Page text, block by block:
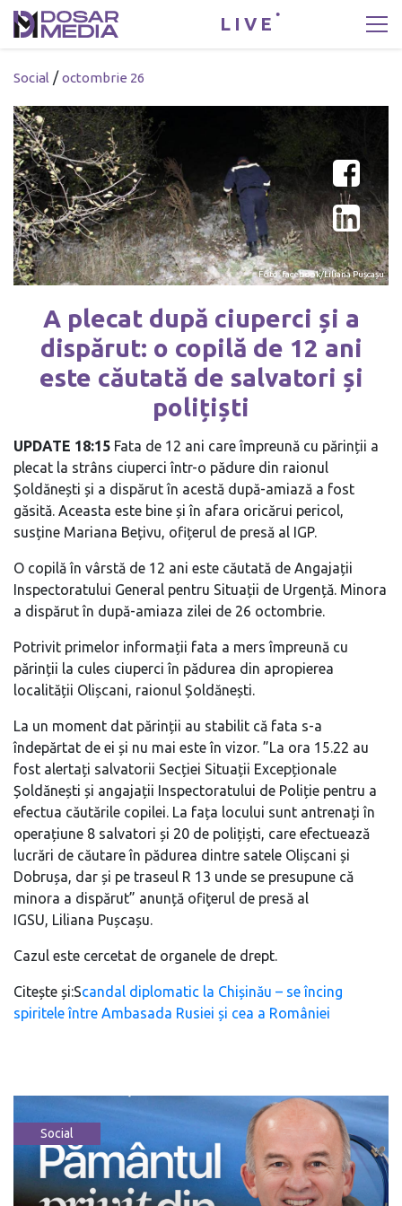
LIVE
Social /octombrie 26
Foto: facebook/Liliana Pușcașu
A plecat după ciuperci și a
dispărut: o copilă de 12 ani
este căutată de salvatori și
polițiști
UPDATE 18:15 Fata de 12 ani care împreună cu părinții a
plecat la strâns ciuperci într-o pădure din raionul
Șoldănești și a dispărut în acestă după-amiază a fost
găsită. Aceasta este bine și în afara oricărui pericol,
susține Mariana Bețivu, ofițerul de presă al IGP.
O copilă în vârstă de 12 ani este căutată de Angajații
Inspectoratului General pentru Situații de Urgență. Minora
a dispărut în după-amiaza zilei de 26 octombrie.
Potrivit primelor informații fata a mers împreună cu
părinții la cules ciuperci în pădurea din apropierea
localității Olișcani, raionul Șoldănești.
La un moment dat părinții au stabilit că fata s-a
îndepărtat de ei și nu mai este în vizor. ”La ora 15.22 au
fost alertați salvatorii Secției Situații Excepționale
Șoldănești și angajații Inspectoratului de Poliție pentru a
efectua căutările copilei. La fața locului sunt antrenați în
operațiune 8 salvatori și 20 de polițiști, care efectuează
lucrări de căutare în pădurea dintre satele Olișcani și
Dobrușa, dar și pe traseul R 13 unde se presupune că
minora a dispărut” anunță ofiţerul de presă al
IGSU, Liliana Pușcașu.
Cazul este cercetat de organele de drept.
Citește și:Scandal diplomatic la Chișinău – se încing
spiritele între Ambasada Rusiei și cea a României
Social